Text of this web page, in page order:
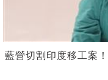
藍營切割印度移工案